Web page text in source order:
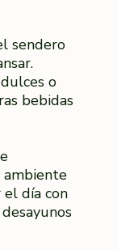
sendero
o
bebidas
ambiente
el día con